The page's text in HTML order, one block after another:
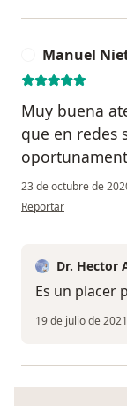
Manuel
Muy buena
que en redes
23 de octubre de
en opinión del
Reportar
Dr. Hector
Es un placer
19 de julio de 2021